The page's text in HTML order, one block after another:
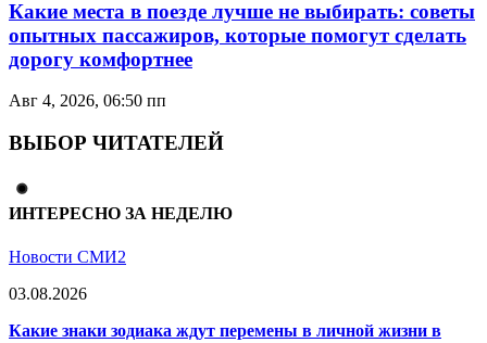
Какие места в поезде лучше не выбирать: советы
опытных пассажиров, которые помогут сделать
дорогу комфортнее
Авг 4, 2026, 06:50 пп
ВЫБОР ЧИТАТЕЛЕЙ
ИНТЕРЕСНО ЗА НЕДЕЛЮ
Новости СМИ2
03.08.2026
Какие знаки зодиака ждут перемены в личной жизни в